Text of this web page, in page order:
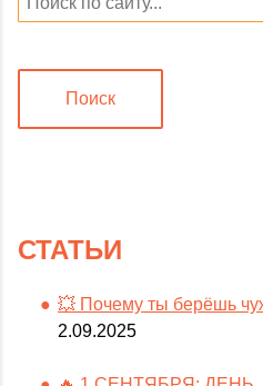
Поиск
СТАТЬИ
💥 Почему ты берёшь
2.09.2025